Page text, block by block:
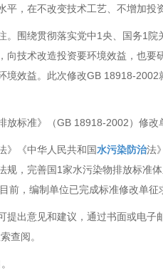
，在不改变技术工艺、不增加投
。围绕贯彻落实党中1央、国务1
向技术改造投资要环境效益，也要
境效益。此次修改GB 18918-
放标准》（GB 18918-2002）修改
》《中华人民共和国水污染防治法
规，完善国1家水污染物排放标准
前，编制单位已完成标准修改单征
提出意见和建议，通过书面或电
查阅。